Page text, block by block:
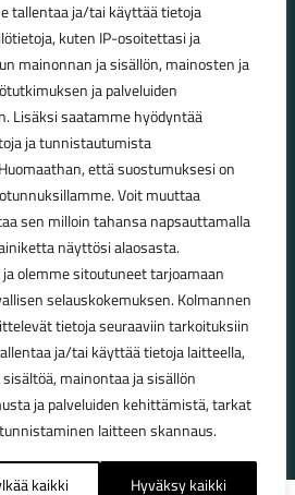
tallentaa ja/tai käyttää tietoja
kuten IP-osoitettasi ja
mainonnan ja sisällön, mainosten ja
ja palveluiden
Lisäksi saatamme hyödyntää
ja tunnistautumista
että suostumuksesi on
Voit muuttaa
sen milloin tahansa napsauttamalla
näyttösi alaosasta.
olemme sitoutuneet tarjoamaan
selauskokemuksen. Kolmannen
tietoja seuraaviin tarkoituksiin
ja/tai käyttää tietoja laitteella,
mainontaa ja sisällön
ja palveluiden kehittämistä, tarkat
laitteen skannaus.
kaikki Hyväksy kaikki
(1.10.2025 – 28.2.2026)
– 30.9.2026)
– suljettu
- 2026